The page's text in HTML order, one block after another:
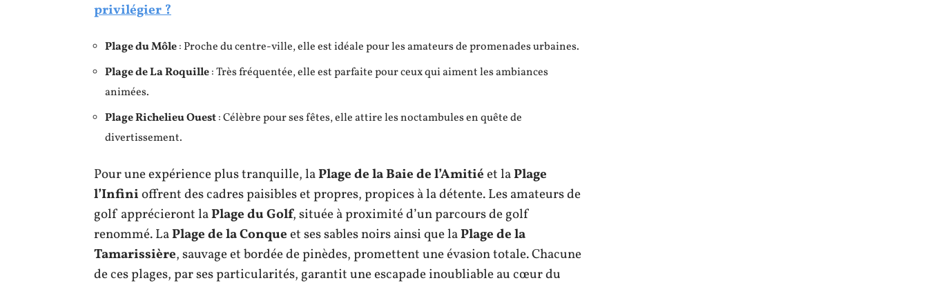
privilégier ?
Plage du Môle: Proche du centre-ville, elle est idéale pour les amateurs de promenades urbaines.
Plage de La Roquille: Très fréquentée, elle est parfaite pour ceux qui aiment les ambiances
animées.
Plage Richelieu Ouest: Célèbre pour ses fêtes, elle attire les noctambules en quête de
divertissement.
Pour une expérience plus tranquille, laPlage de la Baie de l’Amitiéet laPlage
l’Infinioffrent des cadres paisibles et propres, propices à la détente. Les amateurs de
golf apprécieront laPlage du Golf, située à proximité d’un parcours de golf
renommé. LaPlage de la Conqueet ses sables noirs ainsi que laPlage de la
Tamarissière, sauvage et bordée de pinèdes, promettent une évasion totale. Chacune
de ces plages, par ses particularités, garantit une escapade inoubliable au cœur du